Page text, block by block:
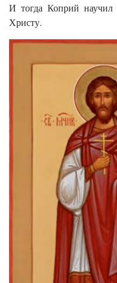
И тогда Коприй научил
Христу.